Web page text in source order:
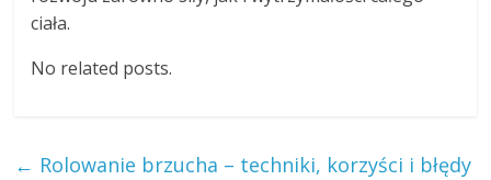
ciała.
No related posts.
← Rolowanie brzucha – techniki, korzyści i błędy